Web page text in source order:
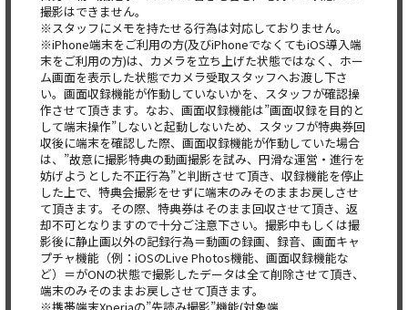
撮影はできません。
※スタッフにメモを持たせる行為は対応しておりません。
※iPhone端末をご利用の方(及びiPhoneでなくてもiOS導入端
末をご利用の方)は、カメラを立ち上げた状態ではなく、ホー
ム画面を表示した状態でカメラ受取スタッフへお渡し下さ
い。画面収録機能が作動していないかを、スタッフが確認操
作させて頂きます。なお、画面収録機能は”画面収録を目的と
して端末操作”しないと起動しないため、スタッフが特典券回
収後に端末を確認した際、画面収録機能が作動していた場合
は、”故意に撮影特典の動画撮影を試み、円滑な運営・進行を
妨げようとした不正行為”と判断させて頂き、収録機能を停止
した上で、特典会撮影をせずに端末のみそのままお戻しさせ
て頂きます。その際、特典券はそのまま回収させて頂き、返
却不可となりますので十分ご注意下さい。撮影中もしくは撮
影後に静止画以外の記録行為＝動画の録画、録音、画面キャ
プチャ機能（例：iOSのLive Photos機能、画面収録機能な
ど）＝がONの状態で撮影したデータは全て削除させて頂き、
端末のみそのままお戻しさせて頂きます。